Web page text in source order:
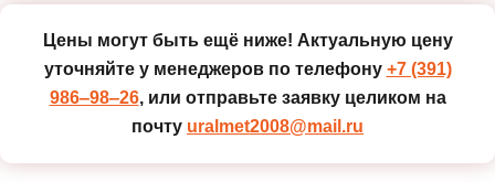
Цены могут быть ещё ниже! Актуальную цену
уточняйте у менеджеров по телефону +7 (391)
986‒98‒26, или отправьте заявку целиком на
почту uralmet2008@mail.ru